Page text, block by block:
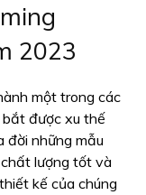
2023
một trong các
được xu thế
đời những mẫu
lượng tốt và
kế của chúng